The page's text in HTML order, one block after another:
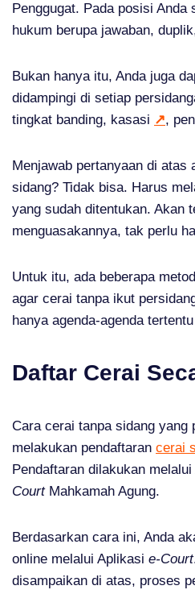
Penggugat. Pada posisi Anda
hukum berupa jawaban,
Bukan hanya itu, Anda juga
didampingi di setiap
tingkat banding, kasasi ↗,
Menjawab pertanyaan di atas
sidang? Tidak bisa. Harus
yang sudah ditentukan. Akan
menguasakannya, tak perlu
Untuk itu, ada beberapa
agar cerai tanpa ikut
hanya agenda-agenda
Daftar Cerai
Cara cerai tanpa sidang yang
melakukan pendaftaran cerai
Pendaftaran dilakukan
CourtMahkamah Agung.
Berdasarkan cara ini, Anda
online melalui Aplikasi e-Court
disampaikan di atas, proses